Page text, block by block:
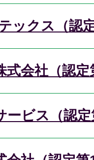
ックス（認
式会社（認定
ービス（認